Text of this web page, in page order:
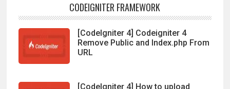
CODEIGNITER FRAMEWORK
[CodeIgniter 4] Codeigniter 4
Remove Public and Index.php From
URL
[CodeIgniter 4] How to upload